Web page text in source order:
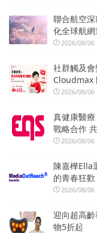
聯合航空
化全球航
2026/08/06
社群觸及
Cloudmax
2026/08/06
真健康醫
戰略合作
2026/08/06
陳嘉樺Ella
的青春狂歡
2026/08/06
迎向超高
物5折起